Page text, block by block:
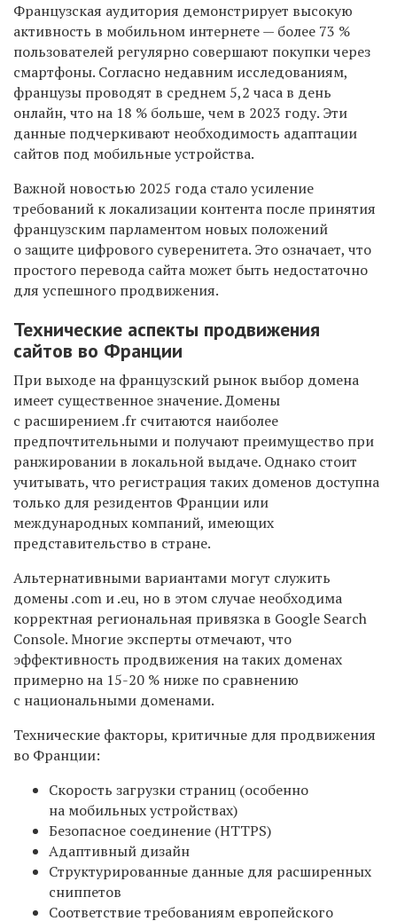
Французская аудитория демонстрирует высокую
активность в мобильном интернете — более 73 %
пользователей регулярно совершают покупки через
смартфоны. Согласно недавним исследованиям,
французы проводят в среднем 5,2 часа в день
онлайн, что на 18 % больше, чем в 2023 году. Эти
данные подчеркивают необходимость адаптации
сайтов под мобильные устройства.
Важной новостью 2025 года стало усиление
требований к локализации контента после принятия
французским парламентом новых положений
о защите цифрового суверенитета. Это означает, что
простого перевода сайта может быть недостаточно
для успешного продвижения.
Технические аспекты продвижения
сайтов во Франции
При выходе на французский рынок выбор домена
имеет существенное значение. Домены
с расширением .fr считаются наиболее
предпочтительными и получают преимущество при
ранжировании в локальной выдаче. Однако стоит
учитывать, что регистрация таких доменов доступна
только для резидентов Франции или
международных компаний, имеющих
представительство в стране.
Альтернативными вариантами могут служить
домены .com и .eu, но в этом случае необходима
корректная региональная привязка в Google Search
Console. Многие эксперты отмечают, что
эффективность продвижения на таких доменах
примерно на 15-20 % ниже по сравнению
с национальными доменами.
Технические факторы, критичные для продвижения
во Франции:
Скорость загрузки страниц (особенно
на мобильных устройствах)
Безопасное соединение (HTTPS)
Адаптивный дизайн
Структурированные данные для расширенных
сниппетов
Соответствие требованиям европейского